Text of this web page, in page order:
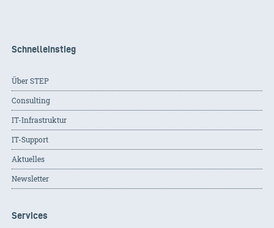
Schnelleinstieg
Über STEP
Consulting
IT-Infrastruktur
IT-Support
Aktuelles
Newsletter
Services